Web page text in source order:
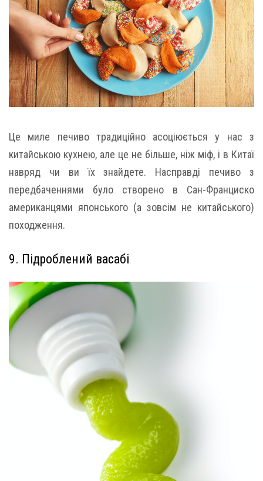
Це миле печиво традиційно асоціюється у нас з
китайською кухнею, але це не більше, ніж міф, і в Китаї
навряд чи ви їх знайдете. Насправді печиво з
передбаченнями було створено в Сан-Франциско
американцями японського (а зовсім не китайського)
походження.
9. Підроблений васабі